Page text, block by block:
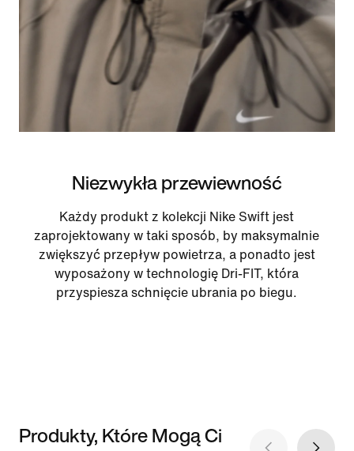
Niezwykła przewiewność
Każdy produkt z kolekcji Nike Swift jest
zaprojektowany w taki sposób, by maksymalnie
zwiększyć przepływ powietrza, a ponadto jest
wyposażony w technologię Dri-FIT, która
przyspiesza schnięcie ubrania po biegu.
Produkty, Które Mogą Ci